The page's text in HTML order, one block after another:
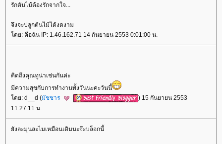
รักตันไม้ต้องรักจากใจ...
จึงจะปลูกต้นไม้ได้งดงาม
ดย: คือฉัน IP: 1.46.162.71 14 กันยายน 2553 0:01:00 น.
คิดถึงคุณทูน่าเช่นกันค่ะ
มีความสุขกับการทำงานทั้งวันนะคะวันนี้
ดย: d__d (มัชชาร
) 15 กันยายน 2553
11:27:11 น.
ังละมุนละไมเหมือนเดิมนะจ๊ะบล็อกนี้